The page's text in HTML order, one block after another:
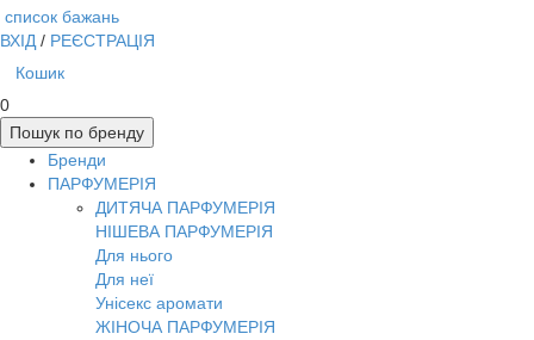
список бажань
ВХІД / РЕЄСТРАЦІЯ
Кошик
0
Пошук по бренду
Бренди
ПАРФУМЕРІЯ
ДИТЯЧА ПАРФУМЕРІЯ
НІШЕВА ПАРФУМЕРІЯ
Для нього
Для неї
Унісекс аромати
ЖІНОЧА ПАРФУМЕРІЯ